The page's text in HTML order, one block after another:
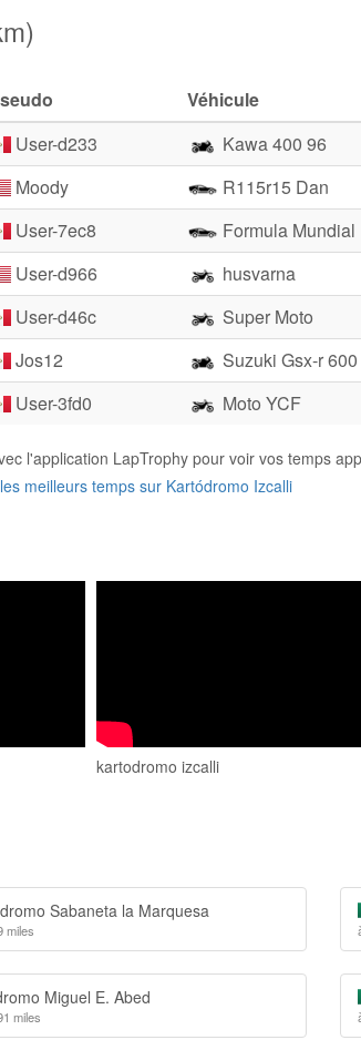
Véhicule
User-d233
Kawa 400 96
Moody
R115r15 Dan
User-7ec8
Formula Mundial
User-d966
husvarna
User-d46c
Super Moto
Jos12
Suzuki Gsx-r 600
User-3fd0 Moto YCF
l'application LapTrophy pour voir vos temps
meilleurs temps sur Kartódromo Izcalli
kartodromo izcalli
Sabaneta la Marquesa
miles
Miguel E. Abed
miles